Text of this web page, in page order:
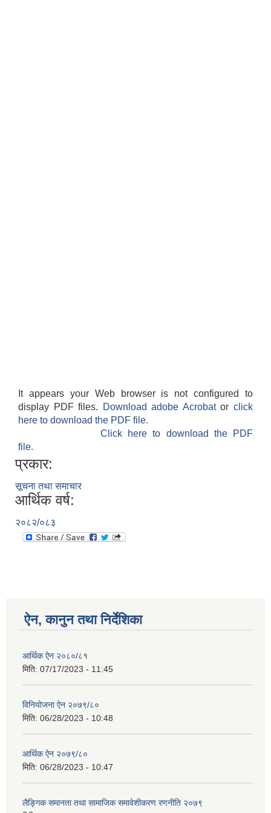
It appears your Web browser is not configured to
display PDF files.
Download adobe Acrobatorclick
here to download the PDF file.
Click here to download the PDF
file.
प्रकार:
सूचना तथा समाचार
आर्थिक वर्ष:
२०८२/०८३
ऐन, कानुन तथा निर्देशिका
आर्थिक ऐन २०८०/८१
मिति: 07/17/2023 - 11:45
विनियोजना ऐन २०७९/८०
मिति: 06/28/2023 - 10:48
आर्थिक ऐन २०७९/८०
मिति: 06/28/2023 - 10:47
लैङ्गिक समानता तथा सामाजिक समावेशीकरण रणनीति २०७९